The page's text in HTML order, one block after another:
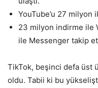
YouTube’u 27 milyon
23 milyon indirme ile
ile Messenger takip
TikTok, beşinci defa üst
oldu. Tabii ki bu